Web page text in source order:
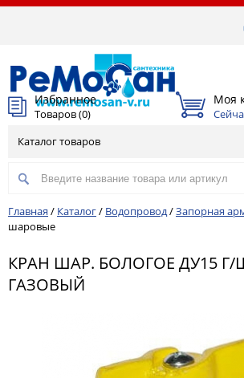
Избранное
Товаров (0)
Моя
Каталог товаров
Главная / Каталог/ Водопровод/Запорная
шаровые
КРАН ШАР. БОЛОГОЕ ДУ15 Г/
ГАЗОВЫЙ